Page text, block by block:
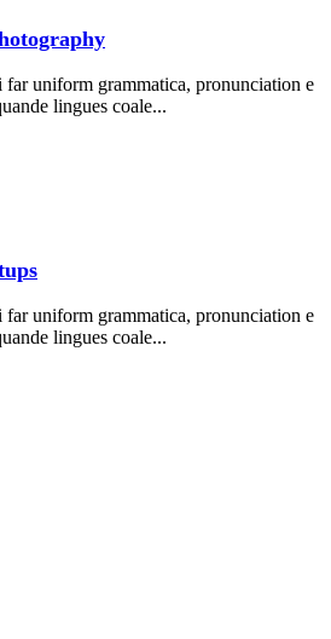
far uniform grammatica, pronunciation e
lingues coale...
far uniform grammatica, pronunciation e
lingues coale...